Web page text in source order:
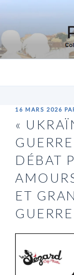
contenu
principal
PLACE
PUBLIÉ
16 MARS 2026
«
DÉBAT
ET
GUERRE